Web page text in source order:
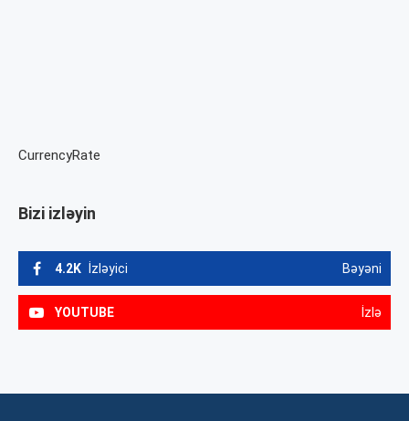
CurrencyRate
Bizi izləyin
4.2K İzləyici Bəyəni
YOUTUBE İzlə